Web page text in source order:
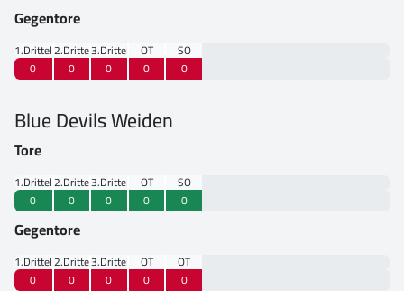
Gegentore
1.Drittel2.Drittel3.Drittel OT
SO
0
0 0 0 0
Blue Devils Weiden
Tore
1.Drittel2.Drittel3.Drittel OT
SO
0
0 0 0 0
Gegentore
1.Drittel2.Drittel3.Drittel OT
OT
0
0 0 0 0